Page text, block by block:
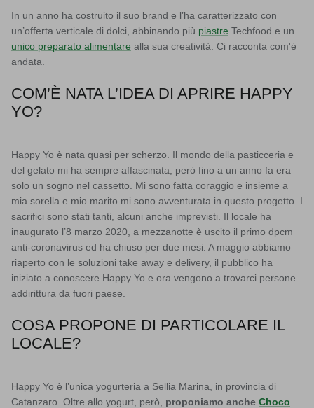
In un anno ha costruito il suo brand e l’ha caratterizzato con
un’offerta verticale di dolci, abbinando più piastre Techfood e un
unico preparato alimentare alla sua creatività. Ci racconta com'è
andata.
COM’È NATA L’IDEA DI APRIRE HAPPY
YO?
Happy Yo è nata quasi per scherzo. Il mondo della pasticceria e
del gelato mi ha sempre affascinata, però fino a un anno fa era
solo un sogno nel cassetto. Mi sono fatta coraggio e insieme a
mia sorella e mio marito mi sono avventurata in questo progetto. I
sacrifici sono stati tanti, alcuni anche imprevisti. Il locale ha
inaugurato l’8 marzo 2020, a mezzanotte è uscito il primo dpcm
anti-coronavirus ed ha chiuso per due mesi. A maggio abbiamo
riaperto con le soluzioni take away e delivery, il pubblico ha
iniziato a conoscere Happy Yo e ora vengono a trovarci persone
addirittura da fuori paese.
COSA PROPONE DI PARTICOLARE IL
LOCALE?
Happy Yo è l’unica yogurteria a Sellia Marina, in provincia di
Catanzaro. Oltre allo yogurt, però, proponiamo anche Choco